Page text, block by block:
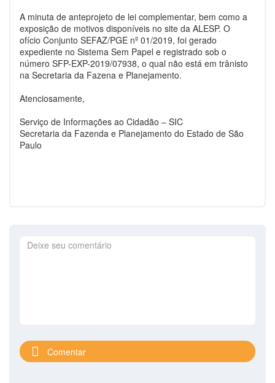
A minuta de anteprojeto de lei complementar, bem como a
exposição de motivos disponíveis no site da ALESP. O
ofício Conjunto SEFAZ/PGE nº 01/2019, foi gerado
expediente no Sistema Sem Papel e registrado sob o
número SFP-EXP-2019/07938, o qual não está em trânisto
na Secretaria da Fazena e Planejamento.
Atenciosamente,
Serviço de Informações ao Cidadão – SIC
Secretaria da Fazenda e Planejamento do Estado de São
Paulo
Comentar